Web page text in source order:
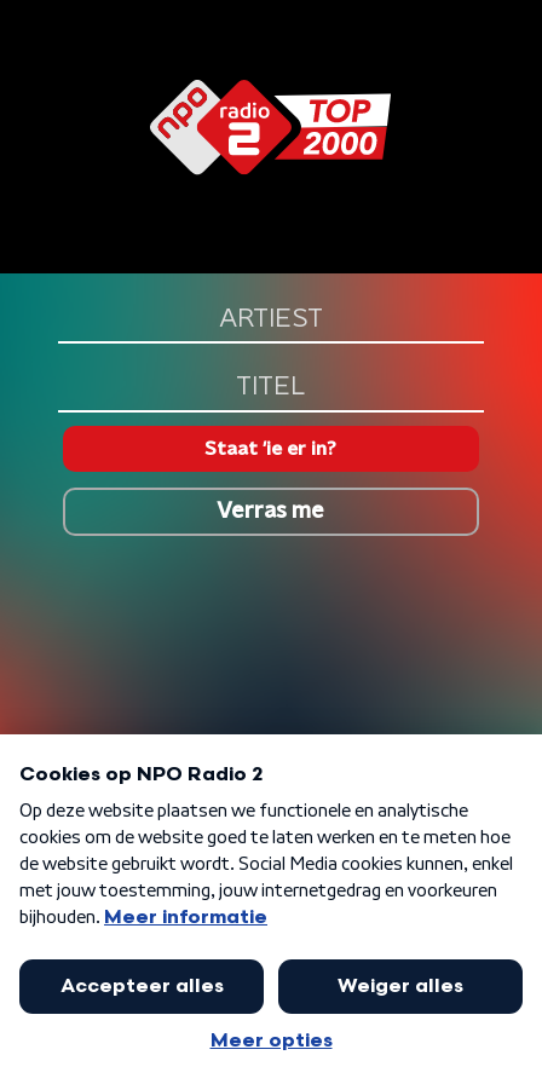
Staat 'ie er in?
Verras me
DEEL VIA
FACEBOOK
X MAIL WHATSAPP